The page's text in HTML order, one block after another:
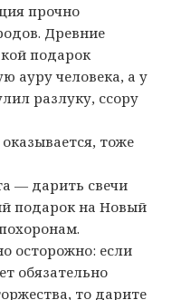
прочно
Древние
подарок
ауру человека, а у
разлуку, ссору
тоже
— дарить свечи
подарок на Новый
осторожно: если
обязательно
то дарите